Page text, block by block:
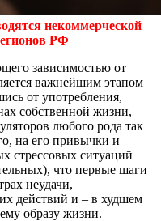
некоммерческой
РФ
зависимостью от
важнейшим этапом
от употребления,
собственной жизни,
любого рода так
на его привычки и
стрессовых ситуаций
что первые шаги
неудачи,
действий и – в худшем
образу жизни.